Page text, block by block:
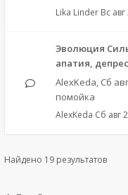
Lika Linder Вс
Эволюция
апатия,
AlexKeda, Сб
помойка
AlexKeda Сб авг
Найдено 19 результатов